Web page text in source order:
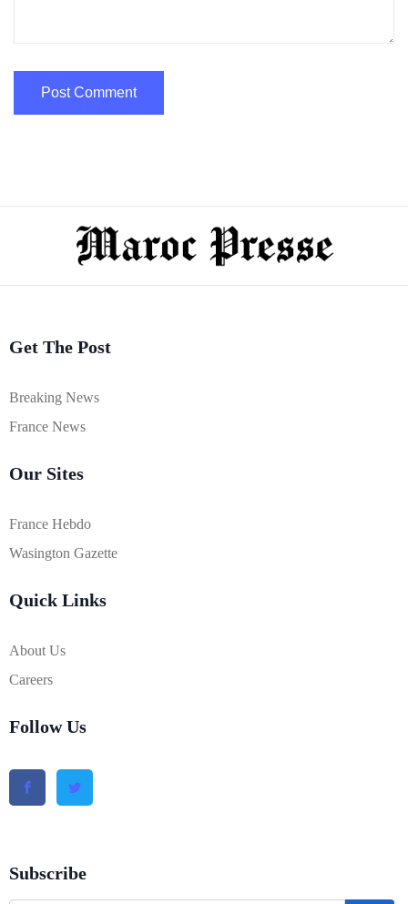
Get The Post
Breaking News
France News
Our Sites
France Hebdo
Wasington Gazette
Quick Links
About Us
Careers
Follow Us
Subscribe